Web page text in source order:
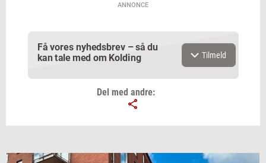
ANNONCE
Få vores nyhedsbrev – så du
kan tale med om Kolding
Tilmeld
Del med andre: